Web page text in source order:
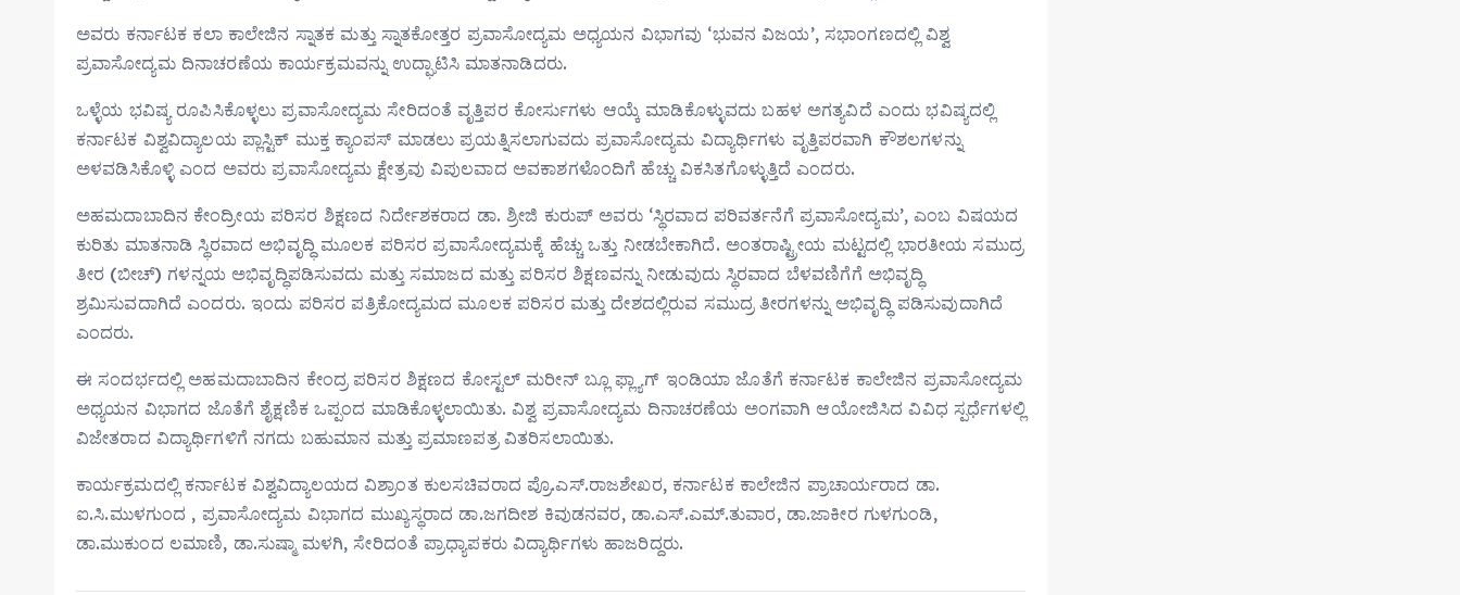
ಅವರು ಕರ್ನಾಟಕ ಕಲಾ ಕಾಲೇಜಿನ ಸ್ನಾತಕ ಮತ್ತು ಸ್ನಾತಕೋತ್ತರ ಪ್ರವಾಸೋದ್ಯಮ ಅಧ್ಯಯನ ವಿಭಾಗವು ‘ಭುವನ ವಿಜಯ’, ಸಭಾಂಗಣದಲ್ಲಿ ವಿಶ್ವ
ಪ್ರವಾಸೋದ್ಯಮ ದಿನಾಚರಣೆಯ ಕಾರ್ಯಕ್ರಮವನ್ನು ಉದ್ಘಾಟಿಸಿ ಮಾತನಾಡಿದರು.
ಒಳ್ಳೆಯ ಭವಿಷ್ಯ ರೂಪಿಸಿಕೊಳ್ಳಲು ಪ್ರವಾಸೋದ್ಯಮ ಸೇರಿದಂತೆ ವೃತ್ತಿಪರ ಕೋರ್ಸುಗಳು ಆಯ್ಕೆ ಮಾಡಿಕೊಳ್ಳುವದು ಬಹಳ ಅಗತ್ಯವಿದೆ ಎಂದು ಭವಿಷ್ಯದಲ್ಲಿ
ಕರ್ನಾಟಕ ವಿಶ್ವವಿದ್ಯಾಲಯ ಪ್ಲಾಸ್ಟಿಕ್ ಮುಕ್ತ ಕ್ಯಾಂಪಸ್ ಮಾಡಲು ಪ್ರಯತ್ನಿಸಲಾಗುವದು ಪ್ರವಾಸೋದ್ಯಮ ವಿದ್ಯಾರ್ಥಿಗಳು ವೃತ್ತಿಪರವಾಗಿ ಕೌಶಲಗಳನ್ನು
ಅಳವಡಿಸಿಕೊಳ್ಳಿ ಎಂದ ಅವರು ಪ್ರವಾಸೋದ್ಯಮ ‌ಕ್ಷೇತ್ರವು ವಿಪುಲವಾದ ಅವಕಾಶಗಳೊಂದಿಗೆ ಹೆಚ್ಚು ವಿಕಸಿತಗೊಳ್ಳುತ್ತಿದೆ ಎಂದರು.
ಅಹಮದಾಬಾದಿನ ಕೇಂದ್ರೀಯ ಪರಿಸರ ಶಿಕ್ಷಣದ ನಿರ್ದೇಶಕರಾದ ಡಾ‌. ಶ್ರೀಜಿ ಕುರುಪ್ ಅವರು ‘ಸ್ಥಿರವಾದ ಪರಿವರ್ತನೆಗೆ ಪ್ರವಾಸೋದ್ಯಮ’, ಎಂಬ ವಿಷಯದ
ಕುರಿತು ಮಾತನಾಡಿ ಸ್ಥಿರವಾದ ಅಭಿವೃದ್ಧಿ ಮೂಲಕ ಪರಿಸರ ಪ್ರವಾಸೋದ್ಯಮಕ್ಕೆ ಹೆಚ್ಚು ಒತ್ತು‌ ನೀಡಬೇಕಾಗಿದೆ. ಅಂತರಾಷ್ಟ್ರೀಯ ಮಟ್ಟದಲ್ಲಿ ಭಾರತೀಯ ಸಮುದ್ರ
ತೀರ (ಬೀಚ್) ಗಳನ್ನಯ ಅಭಿವೃದ್ಧಿಪಡಿಸುವದು ಮತ್ತು ಸಮಾಜದ ಮತ್ತು ಪರಿಸರ ಶಿಕ್ಷಣವನ್ನು ನೀಡುವುದು ಸ್ಥಿರವಾದ ಬೆಳವಣಿಗೆಗೆ ಅಭಿವೃದ್ಧಿ
ಶ್ರಮಿಸುವದಾಗಿದೆ ಎಂದರು. ಇಂದು ಪರಿಸರ ಪತ್ರಿಕೋದ್ಯಮದ ಮೂಲಕ ಪರಿಸರ ಮತ್ತು ದೇಶದಲ್ಲಿರುವ ಸಮುದ್ರ ತೀರಗಳನ್ನು ಅಭಿವೃದ್ಧಿ ಪಡಿಸುವುದಾಗಿದೆ
ಎಂದರು.
ಈ‌ ಸಂದರ್ಭದಲ್ಲಿ ಅಹಮದಾಬಾದಿನ ಕೇಂದ್ರ ಪರಿಸರ ಶಿಕ್ಷಣದ ಕೋಸ್ಟಲ್ ಮರೀನ್ ಬ್ಲೂ ಫ್ಲ್ಯಾಗ್ ಇಂಡಿಯಾ ಜೊತೆಗೆ ಕರ್ನಾಟಕ ಕಾಲೇಜಿನ ಪ್ರವಾಸೋದ್ಯಮ
ಅಧ್ಯಯನ ವಿಭಾಗದ ಜೊತೆಗೆ ಶೈಕ್ಷಣಿಕ ಒಪ್ಪಂದ ಮಾಡಿಕೊಳ್ಳಲಾಯಿತು. ವಿಶ್ವ ಪ್ರವಾಸೋದ್ಯಮ ದಿನಾಚರಣೆಯ ಅಂಗವಾಗಿ ಆಯೋಜಿಸಿದ ವಿವಿಧ ಸ್ಪರ್ಧೆಗಳಲ್ಲಿ
ವಿಜೇತರಾದ ವಿದ್ಯಾರ್ಥಿಗಳಿಗೆ ನಗದು ಬಹುಮಾನ ‌ಮತ್ತು ಪ್ರಮಾಣಪತ್ರ ವಿತರಿಸಲಾಯಿತು.
ಕಾರ್ಯಕ್ರಮದಲ್ಲಿ ಕರ್ನಾಟಕ ವಿಶ್ವವಿದ್ಯಾಲಯದ ವಿಶ್ರಾಂತ ಕುಲಸಚಿವರಾದ ಪ್ರೊ.ಎಸ್.ರಾಜಶೇಖರ, ಕರ್ನಾಟಕ ಕಾಲೇಜಿನ ಪ್ರಾಚಾರ್ಯರಾದ ಡಾ.
ಐ.ಸಿ.ಮುಳಗುಂದ , ಪ್ರವಾಸೋದ್ಯಮ ವಿಭಾಗದ ಮುಖ್ಯಸ್ಥರಾದ ಡಾ.ಜಗದೀಶ ಕಿವುಡನವರ, ಡಾ.ಎಸ್.ಎಮ್.ತುವಾರ, ಡಾ.ಜಾಕೀರ ಗುಳಗುಂಡಿ,
ಡಾ.ಮುಕುಂದ ಲಮಾಣಿ, ಡಾ.ಸುಷ್ಮಾ ಮಳಗಿ, ಸೇರಿದಂತೆ ಪ್ರಾಧ್ಯಾಪಕರು ವಿದ್ಯಾರ್ಥಿಗಳು ಹಾಜರಿದ್ದರು.